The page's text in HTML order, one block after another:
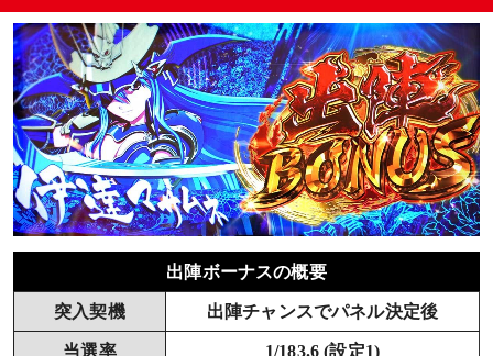
出陣ボーナスの概要
突入契機 出陣チャンスでパネル決定後
当選率 1/183.6 (設定1)